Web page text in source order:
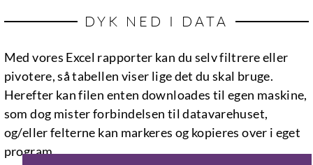
DYK NED I DATA
Med vores Excel rapporter kan du selv filtrere eller
pivotere, så tabellen viser lige det du skal bruge.
Herefter kan filen enten downloades til egen maskine,
som dog mister forbindelsen til datavarehuset,
og/eller felterne kan markeres og kopieres over i eget
program.